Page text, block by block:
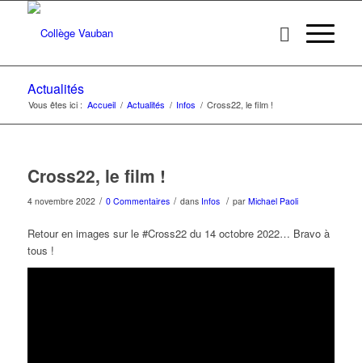
Actualités
Vous êtes ici : Accueil / Actualités / Infos / Cross22, le film !
Cross22, le film !
4 novembre 2022 / 0 Commentaires / dans Infos / par Michael Paoli
Retour en images sur le #Cross22 du 14 octobre 2022… Bravo à
tous !